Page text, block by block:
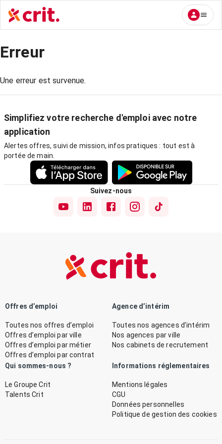
Erreur
Une erreur est survenue.
Simplifiez votre recherche d'emploi avec notre
application
Alertes offres, suivi de mission, infos pratiques : tout est à
portée de main.
Suivez-nous
Offres d’emploi
Toutes nos offres d’emploi
Offres d’emploi par ville
Offres d’emploi par métier
Offres d’emploi par contrat
Agence d’intérim
Toutes nos agences d’intérim
Nos agences par ville
Nos cabinets de recrutement
Qui sommes-nous ?
Le Groupe Crit
Talents Crit
Informations réglementaires
Mentions légales
CGU
Données personnelles
Politique de gestion des cookies